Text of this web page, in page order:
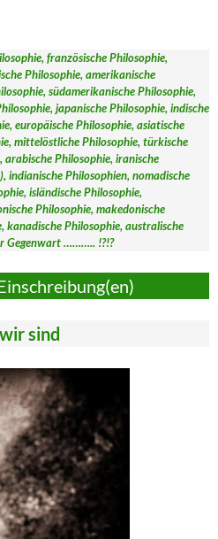
französische Philosophie,
Philosophie, amerikanische
südamerikanische Philosophie,
japanische Philosophie, indische
europäische Philosophie, asiatische
mittelöstliche Philosophie, türkische
arabische Philosophie, iranische
indianische Philosophien, nomadische
isländische Philosophie,
Philosophie, makedonische
kanadische Philosophie, australische
Gegenwart ……….. !?!?
sind